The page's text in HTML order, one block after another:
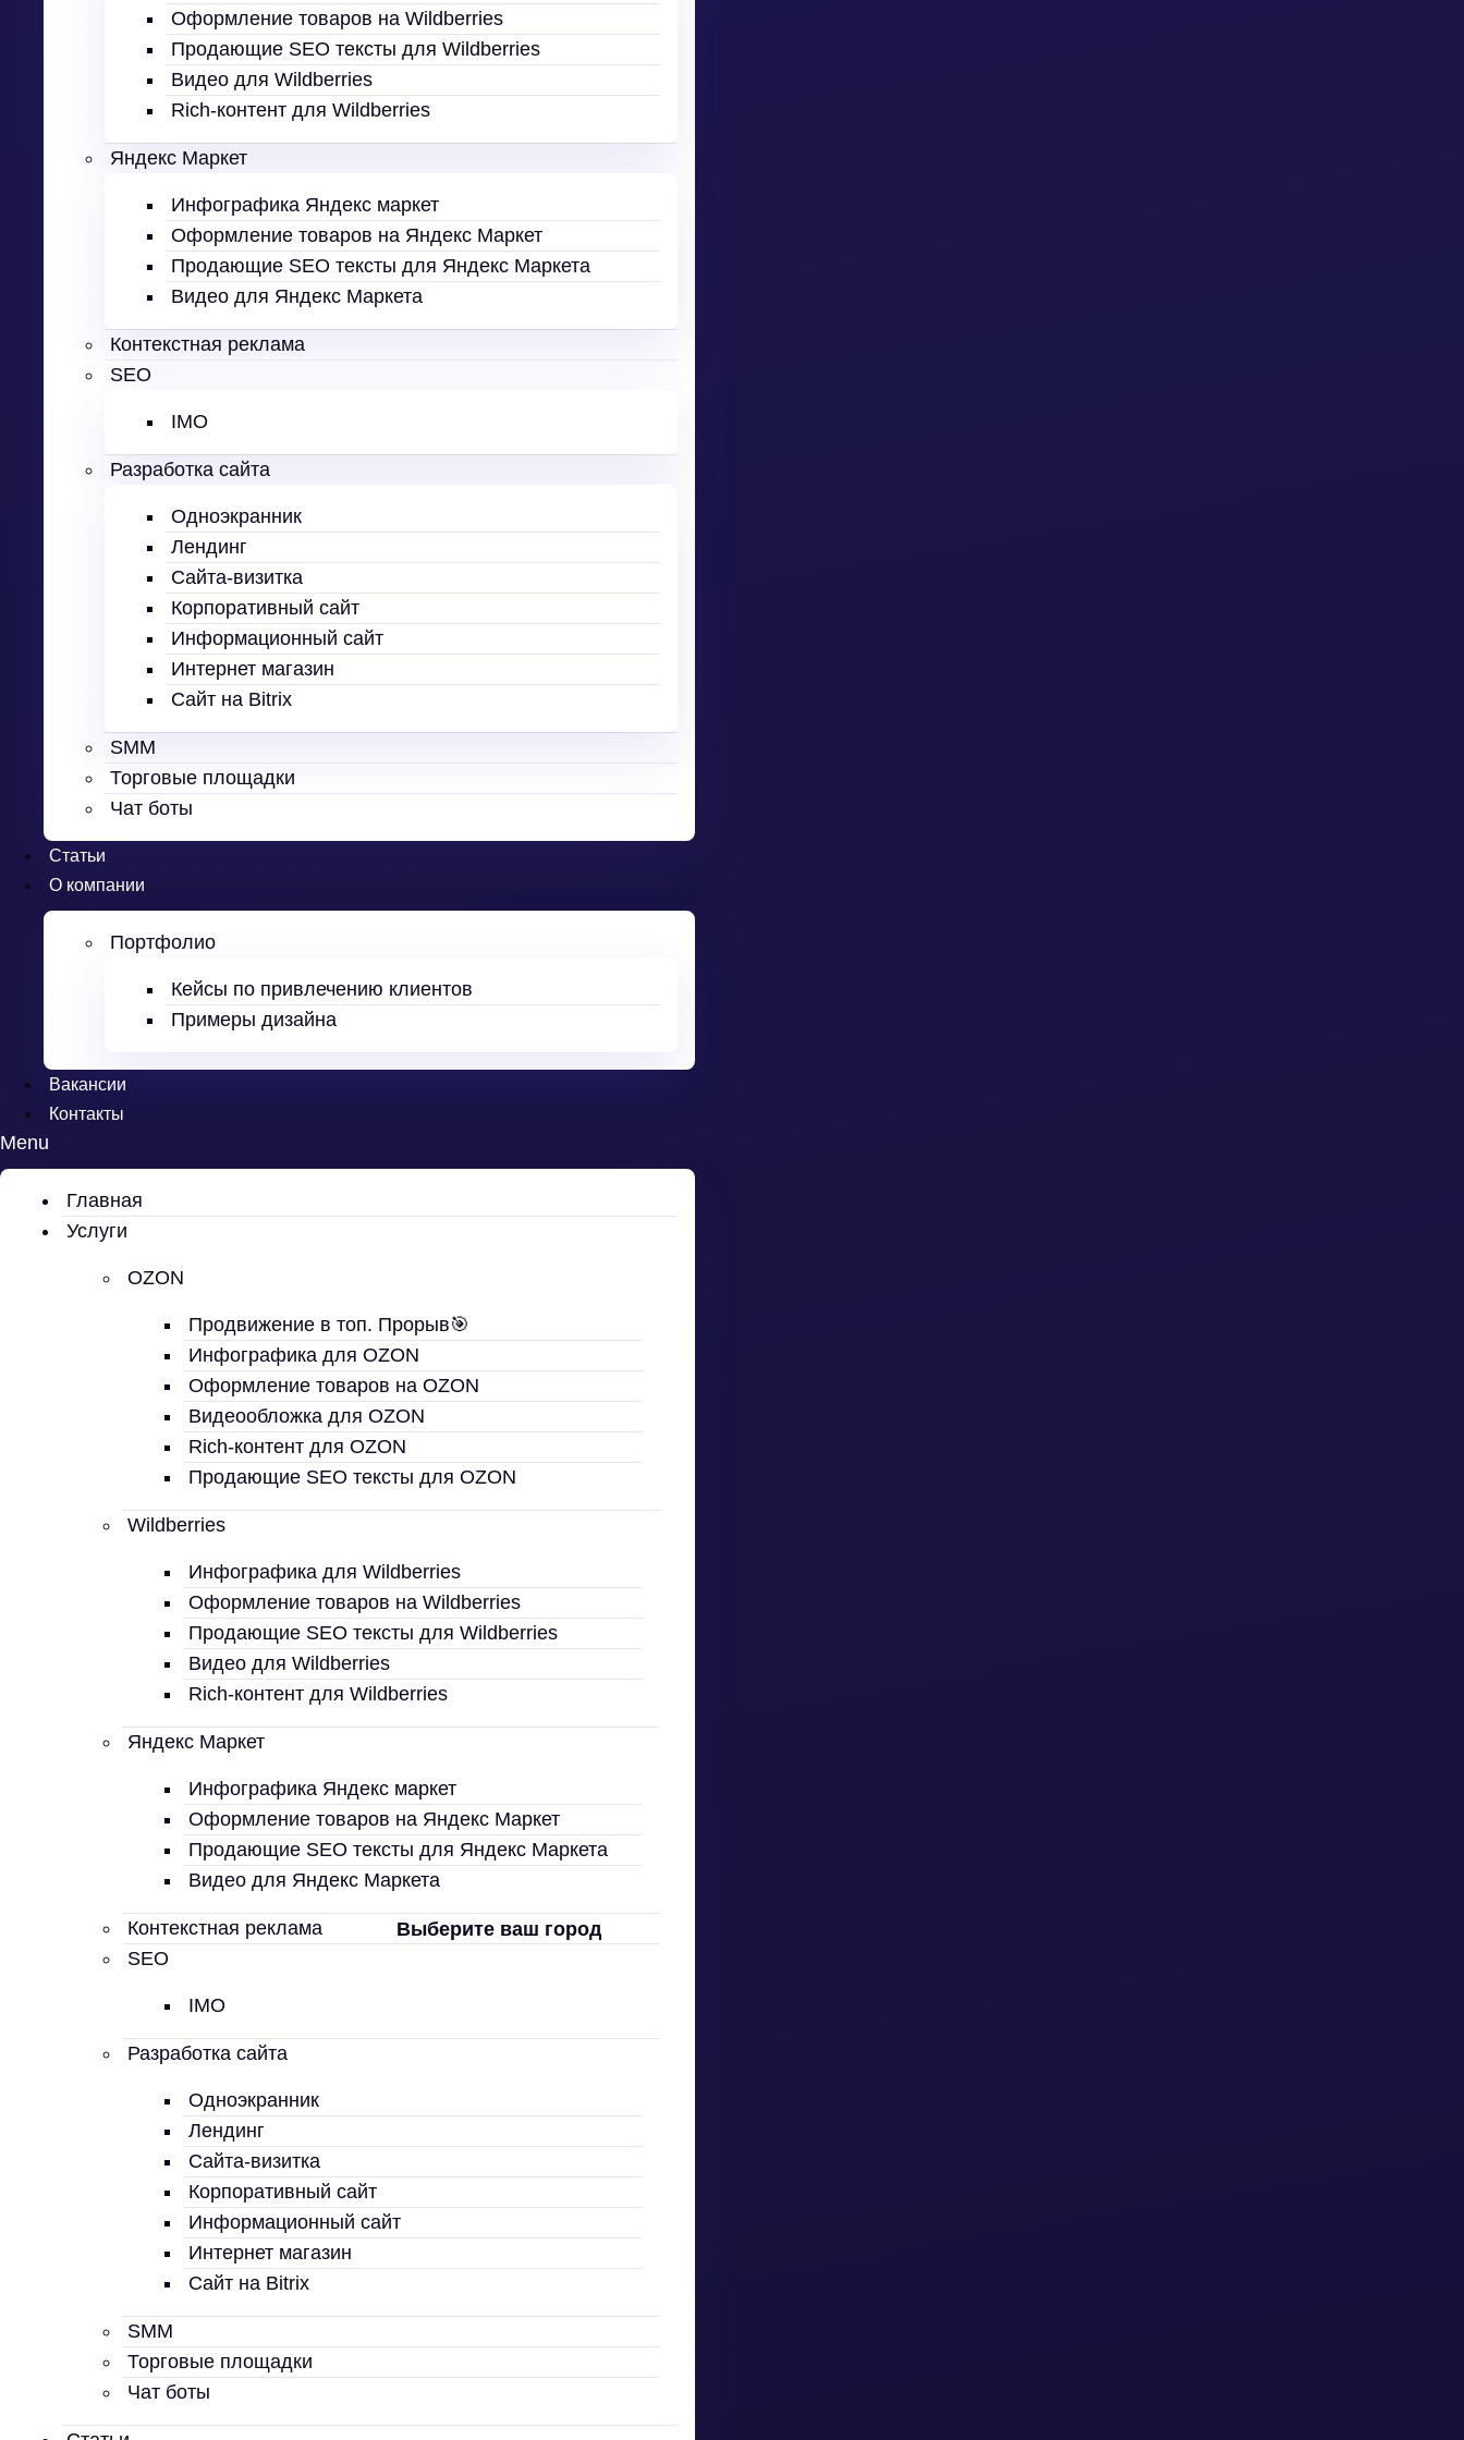
Оформление товаров на Wildberries
Продающие SEO тексты для Wildberries
Видео для Wildberries
Rich-контент для Wildberries
Яндекс Маркет
Инфографика Яндекс маркет
Оформление товаров на Яндекс Маркет
Продающие SEO тексты для Яндекс Маркета
Видео для Яндекс Маркета
Контекстная реклама
SEO
IMO
Разработка сайта
Одноэкранник
Лендинг
Сайта-визитка
Корпоративный сайт
Информационный сайт
Интернет магазин
Сайт на Bitrix
SMM
Торговые площадки
Чат боты
Статьи
О компании
Портфолио
Кейсы по привлечению клиентов
Примеры дизайна
Вакансии
Контакты
Menu
Главная
Услуги
OZON
Продвижение в топ. Прорыв🎯
Инфографика для OZON
Оформление товаров на OZON
Видеообложка для OZON
Rich-контент для OZON
Продающие SEO тексты для OZON
Wildberries
Инфографика для Wildberries
Оформление товаров на Wildberries
Продающие SEO тексты для Wildberries
Видео для Wildberries
Rich-контент для Wildberries
Яндекс Маркет
Инфографика Яндекс маркет
Оформление товаров на Яндекс Маркет
Продающие SEO тексты для Яндекс Маркета
Видео для Яндекс Маркета
Контекстная реклама
SEO
IMO
Разработка сайта
Одноэкранник
Лендинг
Сайта-визитка
Корпоративный сайт
Информационный сайт
Интернет магазин
Сайт на Bitrix
SMM
Торговые площадки
Чат боты
Выберите ваш город